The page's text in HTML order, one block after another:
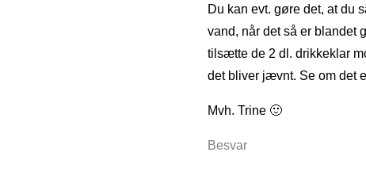
Du kan evt. gøre det, at du
vand, når det så er blandet
tilsætte de 2 dl. drikkeklar
det bliver jævnt. Se om det
Mvh. Trine 🙂
Besvar